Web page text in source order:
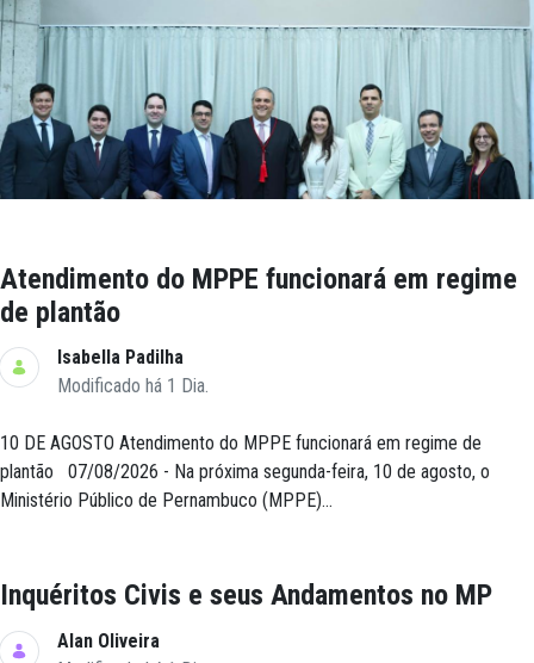
Atendimento do MPPE funcionará em regime
de plantão
Isabella Padilha
Modificado há 1 Dia.
10 DE AGOSTO Atendimento do MPPE funcionará em regime de
plantão 07/08/2026 - Na próxima segunda-feira, 10 de agosto, o
Ministério Público de Pernambuco (MPPE)...
Inquéritos Civis e seus Andamentos no MP
Alan Oliveira